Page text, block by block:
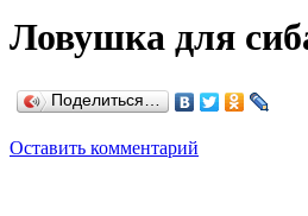
Ловушка для
Поделиться…
Оставить комментарий